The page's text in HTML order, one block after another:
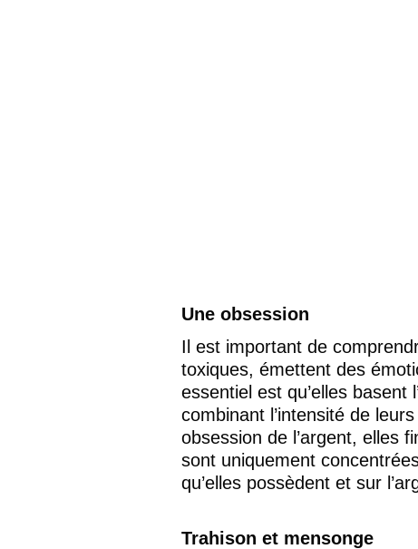
Une obsession
Il est important de
toxiques, émettent des
essentiel est qu’elles basent
combinant l’intensité de
obsession de l’argent, elles
sont uniquement
qu’elles possèdent et sur
Trahison et mensonge